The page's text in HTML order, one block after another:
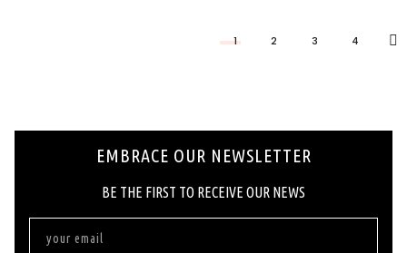
1 2 3 4
EMBRACE OUR NEWSLETTER
ΒΕ ΤΗΕ FIRST ΤΟ RECEIVE OUR NEWS